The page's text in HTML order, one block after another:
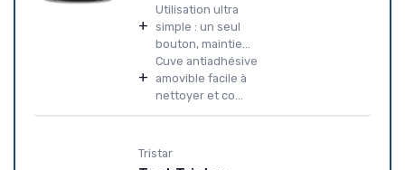
+
Utilisation ultra
simple : un seul
bouton, maintie...
+
Cuve antiadhésive
amovible facile à
nettoyer et co...
Tristar